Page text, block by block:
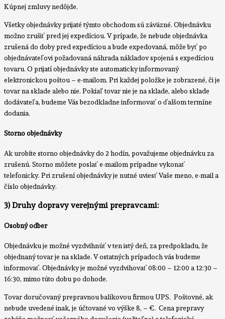
Kúpnej zmluvy nedôjde.
Všetky objednávky prijaté týmto obchodom sú záväzné. Objednávku
možno zrušiť pred jej expedíciou. V prípade, že nebude objednávka
zrušená do doby pred expedíciou a bude expedovaná, môže byť po
objednávateľovi požadovaná náhrada nákladov spojená s expedíciou
tovaru. O prijatí objednávky ste automaticky informovaný
elektronickou poštou – e-mailom. Pri každej položke je zobrazené, či je
tovar na sklade alebo nie. Pokiaľ tovar nie je na sklade, alebo sklade
dodávateľa, budeme Vás bezodkladne informovať o ďalšom termíne
dodania.
Storno objednávky
Ak urobíte storno objednávky do 2 hodín, považujeme objednávku za
zrušenú. Storno môžete poslať e-mailom prípadne vykonať
telefonicky. Pri zrušení objednávky je nutné uviesť Vaše meno, e-mail a
číslo objednávky.
3) Druhy dopravy verejnými prepravcami:
Osobný odber
Objednávku je možné vyzdvihnúť v ten istý deň, za predpokladu, že
objednaný tovar je na sklade. V ostatných prípadoch vás budeme
informovať. Objednávky je možné vyzdvihovať 08:00 – 12:00 a 12:30 –
16:30, mimo túto dobu po dohode.
Tovar doručovaný prepravnou balíkovou firmou UPS. Poštovné, ak
nebude uvedené inak, je účtované vo výške 8, – €. Cena prepravy